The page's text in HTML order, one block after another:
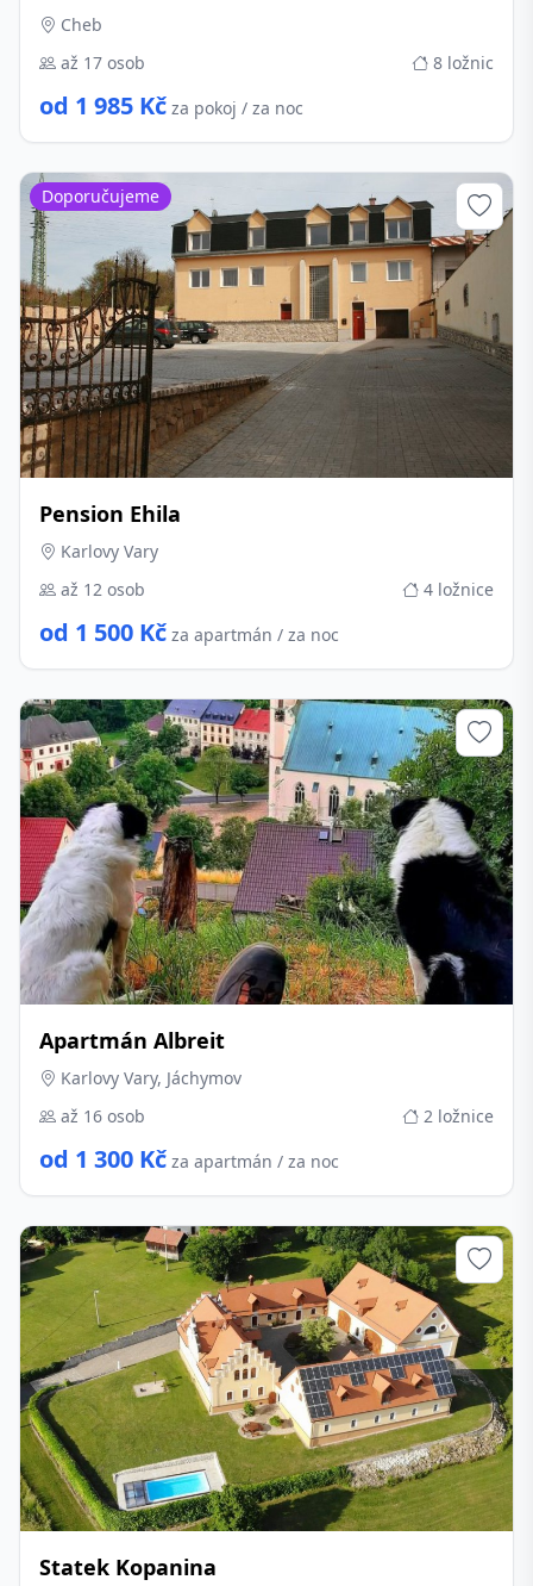
Cheb
až 17 osob
8 ložnic
od 1 985 Kč za pokoj / za noc
Pension Ehila
Karlovy Vary
až 12 osob
4 ložnice
od 1 500 Kč za apartmán / za noc
Doporučujeme
Apartmán Albreit
Karlovy Vary, Jáchymov
až 16 osob
2 ložnice
od 1 300 Kč za apartmán / za noc
Statek Kopanina